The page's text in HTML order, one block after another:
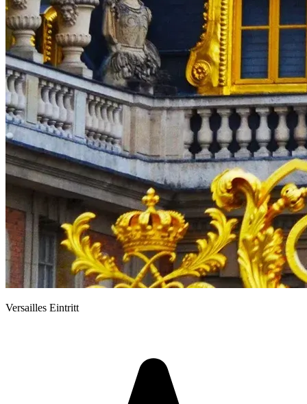
Versailles Eintritt